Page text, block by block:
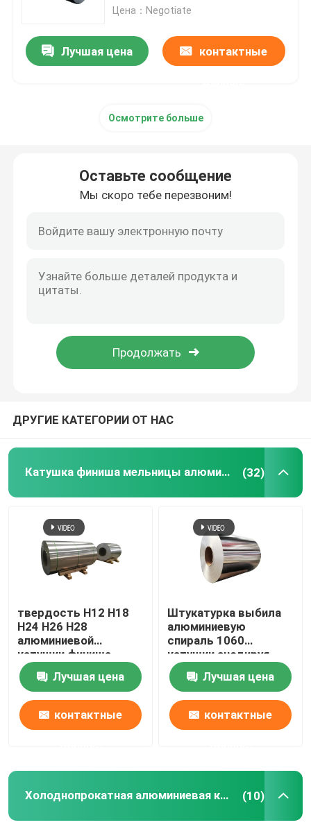
Лист алюминиевого сплава
Чистый алюминиевый слиток
Твердая алюминиевая штанга
Алюминиевая квадратная трубка
Рулон алюминиевой фольги
Цена：Negotiate
Лучшая цена контактные
Осмотрите больше
Оставьте сообщение
Мы скоро тебе перезвоним!
ДРУГИЕ КАТЕГОРИИ ОТ НАС
Катушка финиша мельницы алюминиевая (32)
твердость H12 H18
H24 H26 H28
алюминиевой
катушки финиша
мельницы 3003 1100-
H14 покрывая 0,027
Лучшая цена
контактные
Штукатурка выбила
алюминиевую
спираль 1060
катушки анодируя
вязка 1050 H14
покрыла Pvc 0.1-
300mm
Лучшая цена
контактные
Холоднопрокатная алюминиевая катушка (10)